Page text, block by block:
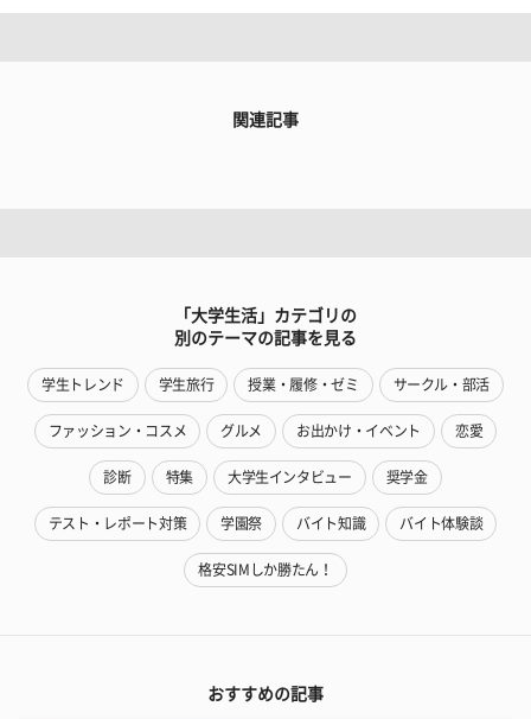
関連記事
「大学生活」カテゴリの
別のテーマの記事を見る
学生トレンド 学生旅行 授業・履修・ゼミ サークル・部活
ファッション・コスメ グルメ お出かけ・イベント 恋愛
診断 特集 大学生インタビュー 奨学金
テスト・レポート対策 学園祭 バイト知識 バイト体験談
格安SIMしか勝たん！
おすすめの記事